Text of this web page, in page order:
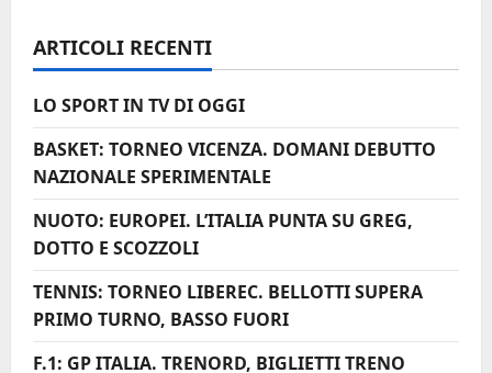
l
o
ARTICOLI RECENTI
LO SPORT IN TV DI OGGI
BASKET: TORNEO VICENZA. DOMANI DEBUTTO
NAZIONALE SPERIMENTALE
NUOTO: EUROPEI. L’ITALIA PUNTA SU GREG,
DOTTO E SCOZZOLI
TENNIS: TORNEO LIBEREC. BELLOTTI SUPERA
PRIMO TURNO, BASSO FUORI
F.1: GP ITALIA. TRENORD, BIGLIETTI TRENO